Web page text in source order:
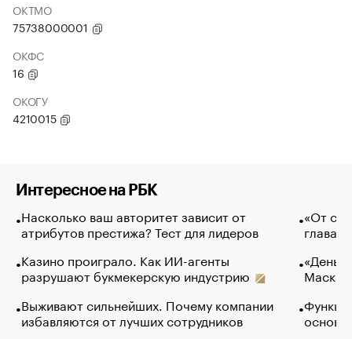
ОКТМО
75738000001
ОКФС
16
ОКОГУ
4210015
Интересное на РБК
Насколько ваш авторитет зависит от
атрибутов престижа? Тест для лидеров
Казино проиграло. Как ИИ-агенты
разрушают букмекерскую индустрию
Выживают сильнейших. Почему компании
избавляются от лучших сотрудников
«От
глава
Маск в
основ